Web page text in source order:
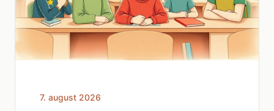
7. august 2026